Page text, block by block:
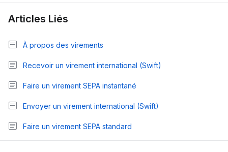
Articles Liés
À propos des virements
Recevoir un virement international (Swift)
Faire un virement SEPA instantané
Envoyer un virement international (Swift)
Faire un virement SEPA standard